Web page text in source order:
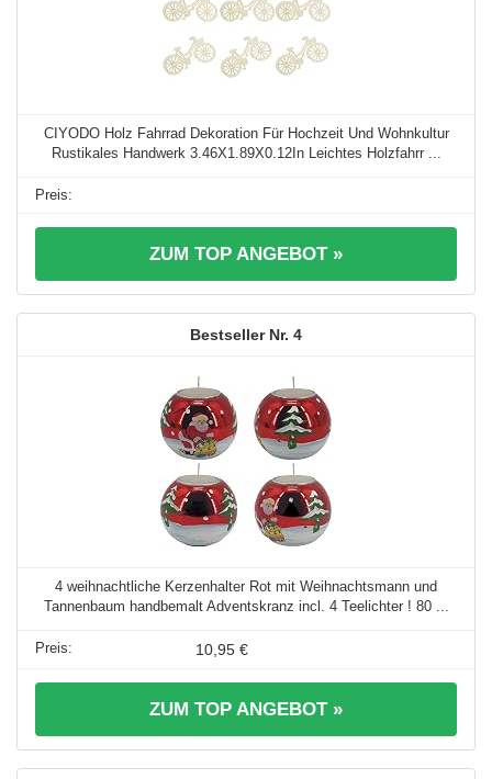
CIYODO Holz Fahrrad Dekoration Für Hochzeit Und Wohnkultur
Rustikales Handwerk 3.46X1.89X0.12In Leichtes Holzfahrr ...
ZUM TOP ANGEBOT »
4
4 weihnachtliche Kerzenhalter Rot mit Weihnachtsmann und
Tannenbaum handbemalt Adventskranz incl. 4 Teelichter ! 80 ...
10,95 €
ZUM TOP ANGEBOT »